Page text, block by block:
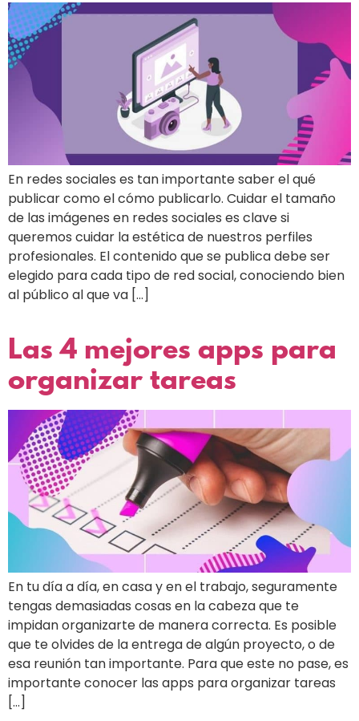
En redes sociales es tan importante saber el qué
publicar como el cómo publicarlo. Cuidar el tamaño
de las imágenes en redes sociales es clave si
queremos cuidar la estética de nuestros perfiles
profesionales. El contenido que se publica debe ser
elegido para cada tipo de red social, conociendo bien
al público al que va […]
Las 4 mejores apps para
organizar tareas
En tu día a día, en casa y en el trabajo, seguramente
tengas demasiadas cosas en la cabeza que te
impidan organizarte de manera correcta. Es posible
que te olvides de la entrega de algún proyecto, o de
esa reunión tan importante. Para que este no pase, es
importante conocer las apps para organizar tareas
[…]